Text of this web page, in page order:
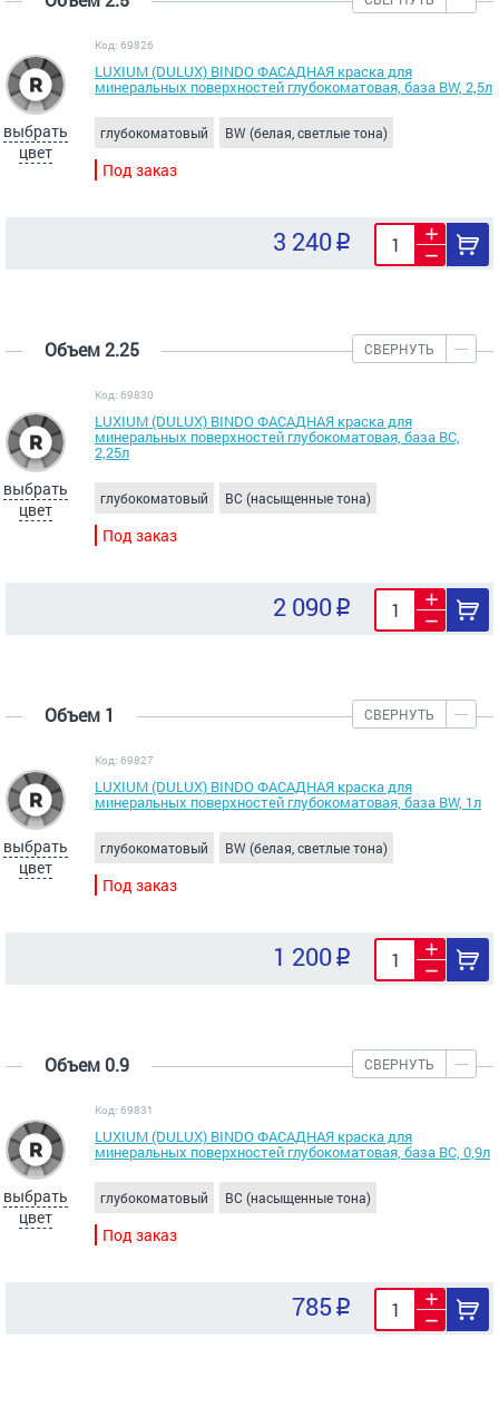
выбрать
цвет
Код: 69826
LUXIUM (DULUX) BINDO ФАСАДНАЯ краска для
минеральных поверхностей глубокоматовая, база ВW, 2,5л
глубокоматовый BW (белая, светлые тона)
Под заказ
3 240
Объем 2.25 СВЕРНУТЬ
выбрать
цвет
Код: 69830
LUXIUM (DULUX) BINDO ФАСАДНАЯ краска для
минеральных поверхностей глубокоматовая, база ВС,
2,25л
глубокоматовый BC (насыщенные тона)
Под заказ
2 090
Объем 1 СВЕРНУТЬ
выбрать
цвет
Код: 69827
LUXIUM (DULUX) BINDO ФАСАДНАЯ краска для
минеральных поверхностей глубокоматовая, база ВW, 1л
глубокоматовый BW (белая, светлые тона)
Под заказ
1 200
Объем 0.9 СВЕРНУТЬ
выбрать
цвет
Код: 69831
LUXIUM (DULUX) BINDO ФАСАДНАЯ краска для
минеральных поверхностей глубокоматовая, база ВС, 0,9л
глубокоматовый BC (насыщенные тона)
Под заказ
785